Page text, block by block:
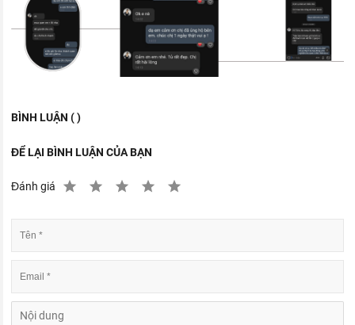
BÌNH LUẬN ( )
ĐỂ LẠI BÌNH LUẬN CỦA BẠN
Đánh giá